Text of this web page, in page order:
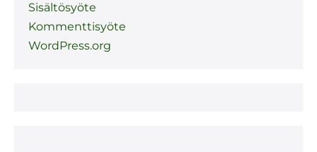
Sisältösyöte
Kommenttisyöte
WordPress.org